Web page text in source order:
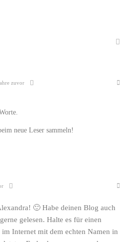
zuvor
neue Leser sammeln!
🙂 Habe deinen Blog auch
gelesen. Halte es für einen
Internet mit dem echten Namen in